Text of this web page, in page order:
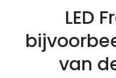
LED
van